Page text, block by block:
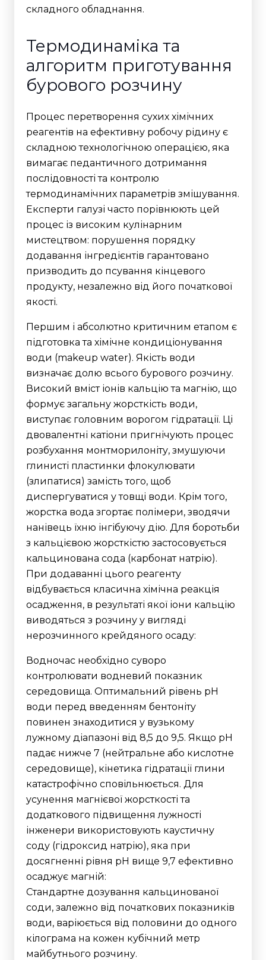
складного обладнання.
Термодинаміка та
алгоритм приготування
бурового розчину
Процес перетворення сухих хімічних
реагентів на ефективну робочу рідину є
складною технологічною операцією, яка
вимагає педантичного дотримання
послідовності та контролю
термодинамічних параметрів змішування.
Експерти галузі часто порівнюють цей
процес із високим кулінарним
мистецтвом: порушення порядку
додавання інгредієнтів гарантовано
призводить до псування кінцевого
продукту, незалежно від його початкової
якості.
Першим і абсолютно критичним етапом є
підготовка та хімічне кондиціонування
води (makeup water). Якість води
визначає долю всього бурового розчину.
Високий вміст іонів кальцію та магнію, що
формує загальну жорсткість води,
виступає головним ворогом гідратації. Ці
двовалентні катіони пригнічують процес
розбухання монтморилоніту, змушуючи
глинисті пластинки флокулювати
(злипатися) замість того, щоб
диспергуватися у товщі води. Крім того,
жорстка вода згортає полімери, зводячи
нанівець їхню інгібуючу дію. Для боротьби
з кальцієвою жорсткістю застосовується
кальцинована сода (карбонат натрію).
При додаванні цього реагенту
відбувається класична хімічна реакція
осадження, в результаті якої іони кальцію
виводяться з розчину у вигляді
нерозчинного крейдяного осаду:
Водночас необхідно суворо
контролювати водневий показник
середовища. Оптимальний рівень pH
води перед введенням бентоніту
повинен знаходитися у вузькому
лужному діапазоні від 8,5 до 9,5. Якщо pH
падає нижче 7 (нейтральне або кислотне
середовище), кінетика гідратації глини
катастрофічно сповільнюється. Для
усунення магнієвої жорсткості та
додаткового підвищення лужності
інженери використовують каустичну
соду (гідроксид натрію), яка при
досягненні рівня pH вище 9,7 ефективно
осаджує магній:
Стандартне дозування кальцинованої
соди, залежно від початкових показників
води, варіюється від половини до одного
кілограма на кожен кубічний метр
майбутнього розчину.